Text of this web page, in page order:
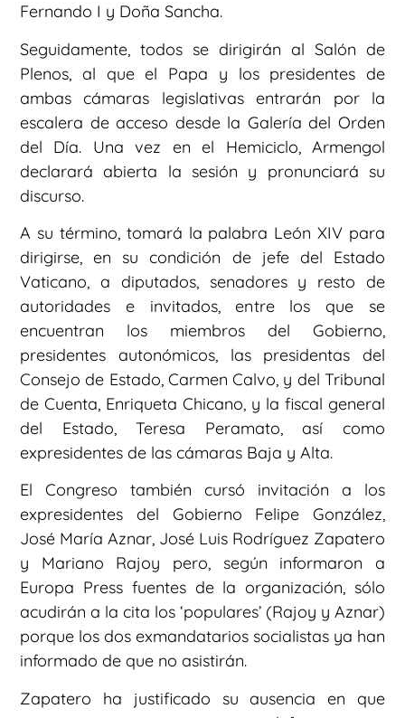
Fernando I y Doña Sancha.
Seguidamente, todos se dirigirán al Salón de
Plenos, al que el Papa y los presidentes de
ambas cámaras legislativas entrarán por la
escalera de acceso desde la Galería del Orden
del Día. Una vez en el Hemiciclo, Armengol
declarará abierta la sesión y pronunciará su
discurso.
A su término, tomará la palabra León XIV para
dirigirse, en su condición de jefe del Estado
Vaticano, a diputados, senadores y resto de
autoridades e invitados, entre los que se
encuentran los miembros del Gobierno,
presidentes autonómicos, las presidentas del
Consejo de Estado, Carmen Calvo, y del Tribunal
de Cuenta, Enriqueta Chicano, y la fiscal general
del Estado, Teresa Peramato, así como
expresidentes de las cámaras Baja y Alta.
El Congreso también cursó invitación a los
expresidentes del Gobierno Felipe González,
José María Aznar, José Luis Rodríguez Zapatero
y Mariano Rajoy pero, según informaron a
Europa Press fuentes de la organización, sólo
acudirán a la cita los ‘populares’ (Rajoy y Aznar)
porque los dos exmandatarios socialistas ya han
informado de que no asistirán.
Zapatero ha justificado su ausencia en que